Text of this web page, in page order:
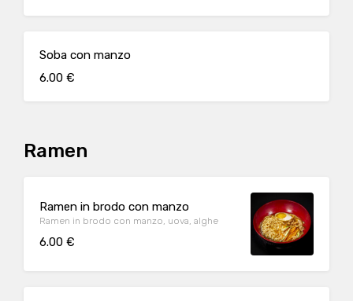
Soba con manzo
6.00 €
Ramen
Ramen in brodo con manzo
Ramen in brodo con manzo, uova, alghe
6.00 €